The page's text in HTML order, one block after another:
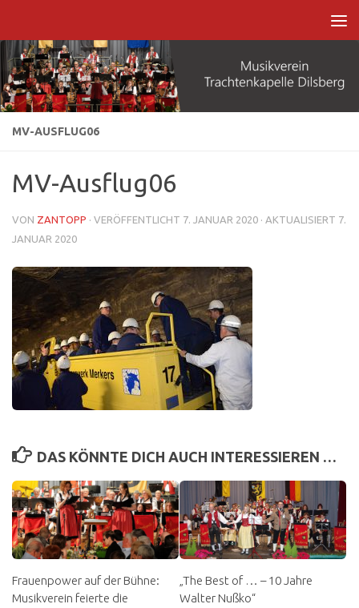
MV-AUSFLUG06
MV-Ausflug06
VON ZANTOPP · VERÖFFENTLICHT 7. JANUAR 2020 · AKTUALISIERT 7.
JANUAR 2020
DAS KÖNNTE DICH AUCH INTERESSIEREN …
Frauenpower auf der Bühne:
Musikverein feierte die
„The Best of … – 10 Jahre
Walter Nußko“